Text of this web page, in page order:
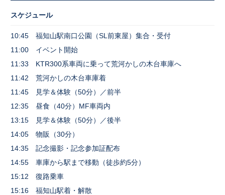
スケジュール
10:45 福知山駅南口公園（SL前東屋）集合・受付
11:00 イベント開始
11:33 KTR300系車両に乗って荒河かしの木台車庫へ
11:42 荒河かしの木台車庫着
11:45 見学＆体験（50分）／前半
12:35 昼食（40分）MF車両内
13:15 見学＆体験（50分）／後半
14:05 物販（30分）
14:35 記念撮影・記念参加証配布
14:55 車庫から駅まで移動（徒歩約5分）
15:12 復路乗車
15:16 福知山駅着・解散